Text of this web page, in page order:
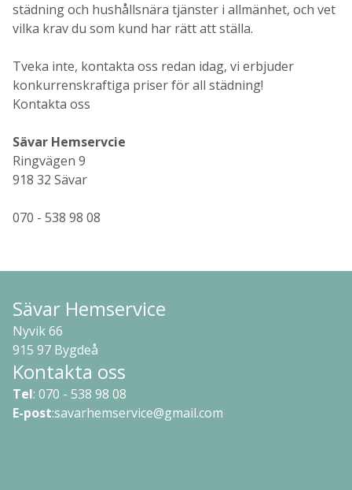
städning och hushållsnära tjänster i allmänhet, och vet
vilka krav du som kund har rätt att ställa.
Tveka inte, kontakta oss redan idag, vi erbjuder
konkurrenskraftiga priser för all städning!
Kontakta oss
Sävar Hemservcie
Ringvägen 9
918 32 Sävar
070 - 538 98 08
Sävar Hemservice
Nyvik 66
915 97 Bygdeå
Kontakta oss
Tel: 070 - 538 98 08
E-post:savarhemservice@gmail.com